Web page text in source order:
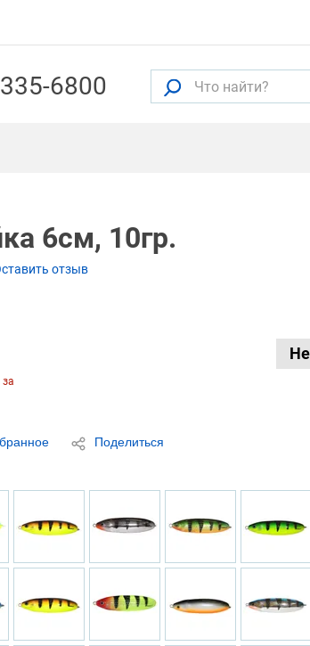
6800
6см, 10гр.
отзыв
за
Поделиться